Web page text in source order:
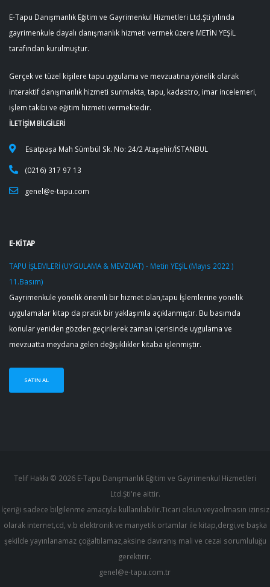
E-Tapu Danışmanlık Eğitim ve Gayrimenkul Hizmetleri Ltd.Şti yılında
gayrimenkule dayalı danışmanlık hizmeti vermek üzere METİN YEŞİL
tarafından kurulmuştur.
Gerçek ve tüzel kişilere tapu uygulama ve mevzuatına yönelik olarak
interaktif danışmanlık hizmeti sunmakta, tapu, kadastro, imar incelemeri,
işlem takibi ve eğitim hizmeti vermektedir.
İLETİŞİM BİLGİLERİ
Esatpaşa Mah Sümbül Sk. No: 24/2 Ataşehir/İSTANBUL
(0216) 317 97 13
genel@e-tapu.com
E-KİTAP
TAPU İŞLEMLERİ (UYGULAMA & MEVZUAT) - Metin YEŞİL (Mayıs 2022 )
11.Basım)
Gayrimenkule yönelik önemli bir hizmet olan,tapu İşlemlerine yönelik
uygulamalar kitap da pratik bir yaklaşımla açıklanmıştır. Bu basımda
konular yeniden gözden geçirilerek zaman içerisinde uygulama ve
mevzuatta meydana gelen değişiklikler kitaba işlenmiştir.
SATIN AL
Telif Hakkı © 2026 E-Tapu Danışmanlık Eğitim ve Gayrimenkul Hizmetleri
Ltd.Şti'ne aittir.
İçeriği sadece bilgilenme amacıyla kullanılabilir.Ticari olsun veyaolmasın izinsiz
olarak internet,cd, v.b elektronik ve manyetik ortamlar ile kitap,dergi,ve başka
şekilde yayınlanamaz çoğaltılamaz,aksine davranış mali ve cezai sorumluluğu
gerektirir.
genel@e-tapu.com.tr